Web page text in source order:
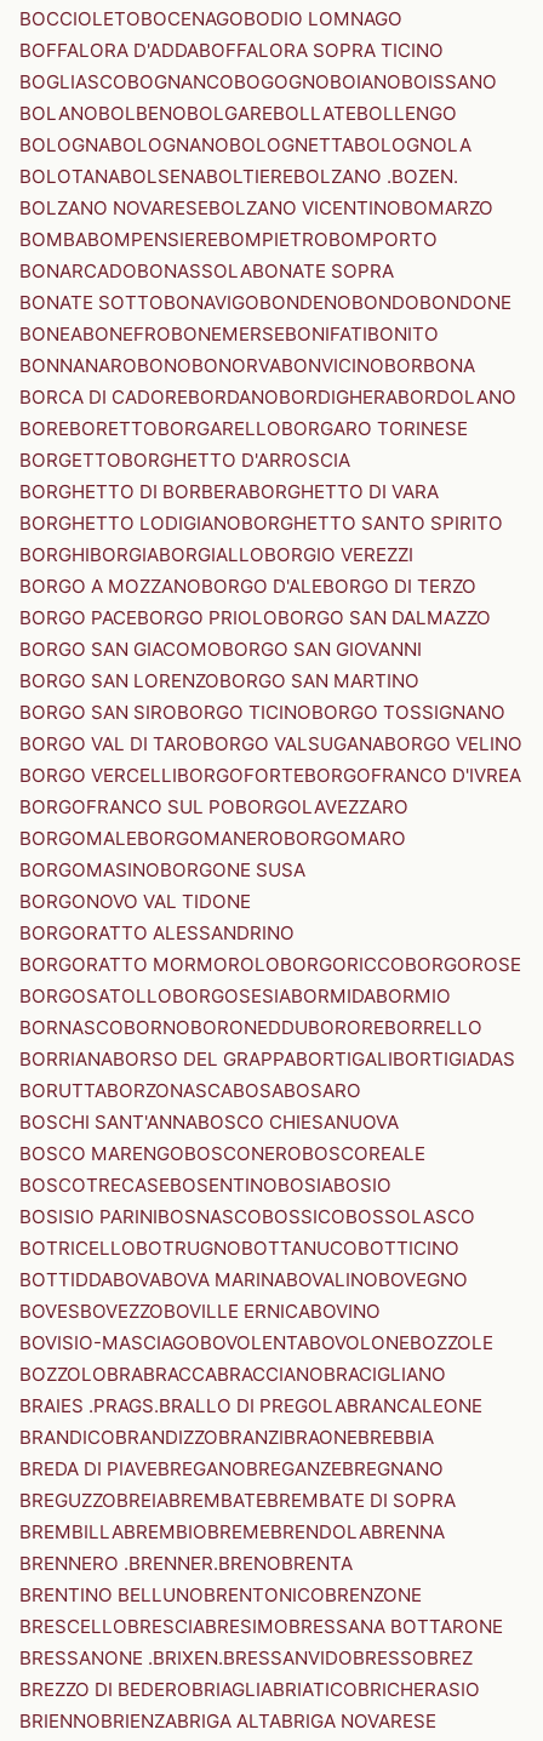
BOCCIOLETOBOCENAGOBODIO LOMNAGO
BOFFALORA D'ADDABOFFALORA SOPRA TICINO
BOGLIASCOBOGNANCOBOGOGNOBOIANOBOISSANO
BOLANOBOLBENOBOLGAREBOLLATEBOLLENGO
BOLOGNABOLOGNANOBOLOGNETTABOLOGNOLA
BOLOTANABOLSENABOLTIEREBOLZANO .BOZEN.
BOLZANO NOVARESEBOLZANO VICENTINOBOMARZO
BOMBABOMPENSIEREBOMPIETROBOMPORTO
BONARCADOBONASSOLABONATE SOPRA
BONATE SOTTOBONAVIGOBONDENOBONDOBONDONE
BONEABONEFROBONEMERSEBONIFATIBONITO
BONNANAROBONOBONORVABONVICINOBORBONA
BORCA DI CADOREBORDANOBORDIGHERABORDOLANO
BOREBORETTOBORGARELLOBORGARO TORINESE
BORGETTOBORGHETTO D'ARROSCIA
BORGHETTO DI BORBERABORGHETTO DI VARA
BORGHETTO LODIGIANOBORGHETTO SANTO SPIRITO
BORGHIBORGIABORGIALLOBORGIO VEREZZI
BORGO A MOZZANOBORGO D'ALEBORGO DI TERZO
BORGO PACEBORGO PRIOLOBORGO SAN DALMAZZO
BORGO SAN GIACOMOBORGO SAN GIOVANNI
BORGO SAN LORENZOBORGO SAN MARTINO
BORGO SAN SIROBORGO TICINOBORGO TOSSIGNANO
BORGO VAL DI TAROBORGO VALSUGANABORGO VELINO
BORGO VERCELLIBORGOFORTEBORGOFRANCO D'IVREA
BORGOFRANCO SUL POBORGOLAVEZZARO
BORGOMALEBORGOMANEROBORGOMARO
BORGOMASINOBORGONE SUSA
BORGONOVO VAL TIDONE
BORGORATTO ALESSANDRINO
BORGORATTO MORMOROLOBORGORICCOBORGOROSE
BORGOSATOLLOBORGOSESIABORMIDABORMIO
BORNASCOBORNOBORONEDDUBOROREBORRELLO
BORRIANABORSO DEL GRAPPABORTIGALIBORTIGIADAS
BORUTTABORZONASCABOSABOSARO
BOSCHI SANT'ANNABOSCO CHIESANUOVA
BOSCO MARENGOBOSCONEROBOSCOREALE
BOSCOTRECASEBOSENTINOBOSIABOSIO
BOSISIO PARINIBOSNASCOBOSSICOBOSSOLASCO
BOTRICELLOBOTRUGNOBOTTANUCOBOTTICINO
BOTTIDDABOVABOVA MARINABOVALINOBOVEGNO
BOVESBOVEZZOBOVILLE ERNICABOVINO
BOVISIO-MASCIAGOBOVOLENTABOVOLONEBOZZOLE
BOZZOLOBRABRACCABRACCIANOBRACIGLIANO
BRAIES .PRAGS.BRALLO DI PREGOLABRANCALEONE
BRANDICOBRANDIZZOBRANZIBRAONEBREBBIA
BREDA DI PIAVEBREGANOBREGANZEBREGNANO
BREGUZZOBREIABREMBATEBREMBATE DI SOPRA
BREMBILLABREMBIOBREMEBRENDOLABRENNA
BRENNERO .BRENNER.BRENOBRENTA
BRENTINO BELLUNOBRENTONICOBRENZONE
BRESCELLOBRESCIABRESIMOBRESSANA BOTTARONE
BRESSANONE .BRIXEN.BRESSANVIDOBRESSOBREZ
BREZZO DI BEDEROBRIAGLIABRIATICOBRICHERASIO
BRIENNOBRIENZABRIGA ALTABRIGA NOVARESE